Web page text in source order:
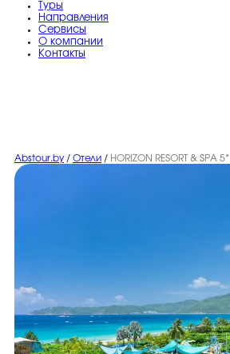
Туры
Направления
Сервисы
O компании
Контакты
Abstour.by / Отели / HORIZON RESORT & SPA 5*